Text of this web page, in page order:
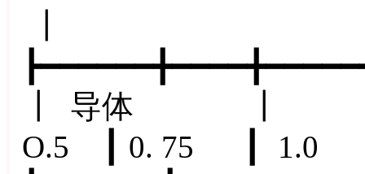
┃ 导体 ┃ ┃标
O.5 ┃ 0. 75 ┃